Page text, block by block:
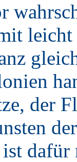
leicht
der
dafür